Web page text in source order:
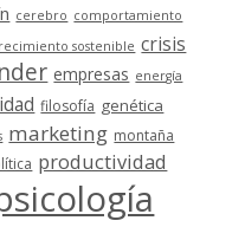
cerebro comportamiento
sostenible crisis
empresas energía
filosofía genética
marketing montaña
productividad